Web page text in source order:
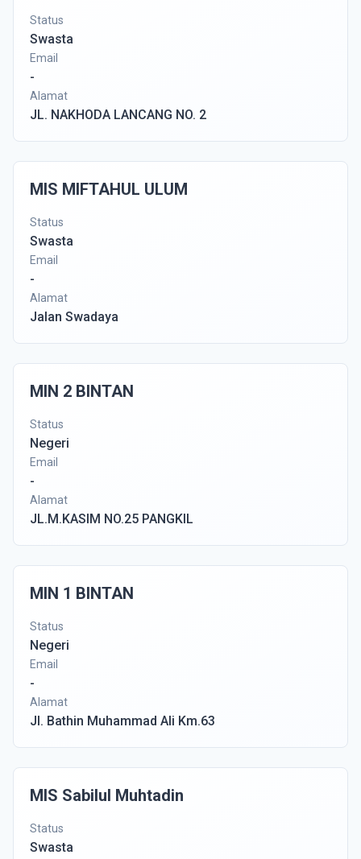
Status
Swasta
Email
-
Alamat
JL. NAKHODA LANCANG NO. 2
MIS MIFTAHUL ULUM
Status
Swasta
Email
-
Alamat
Jalan Swadaya
MIN 2 BINTAN
Status
Negeri
Email
-
Alamat
JL.M.KASIM NO.25 PANGKIL
MIN 1 BINTAN
Status
Negeri
Email
-
Alamat
Jl. Bathin Muhammad Ali Km.63
MIS Sabilul Muhtadin
Status
Swasta